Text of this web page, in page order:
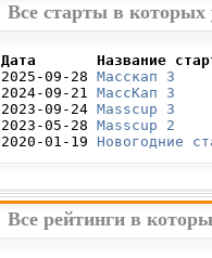
Все старты в
Дата       Название
2025-09-28 Масскап 3
2024-09-21 МассКап 3
2023-09-24 Masscup 3
2023-05-28 Masscup 2
2020-01-19 Новогодние
Все рейтинги в